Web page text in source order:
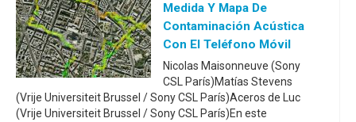
Medida Y Mapa De
Contaminación Acústica
Con El Teléfono Móvil
Nicolas Maisonneuve (Sony
CSL París)Matías Stevens
(Vrije Universiteit Brussel / Sony CSL París)Aceros de Luc
(Vrije Universiteit Brussel / Sony CSL París)En este